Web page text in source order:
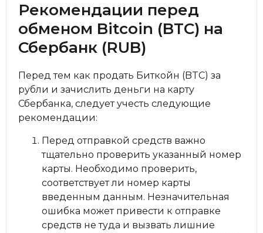
Рекомендации перед
обменом Bitcoin (BTC) на
Сбербанк (RUB)
Перед тем как продать Биткойн (BTC) за
рубли и зачислить деньги на карту
Сбербанка, следует учесть следующие
рекомендации:
Перед отправкой средств важно
тщательно проверить указанный номер
карты. Необходимо проверить,
соответствует ли номер карты
введенным данным. Незначительная
ошибка может привести к отправке
средств не туда и вызвать лишние